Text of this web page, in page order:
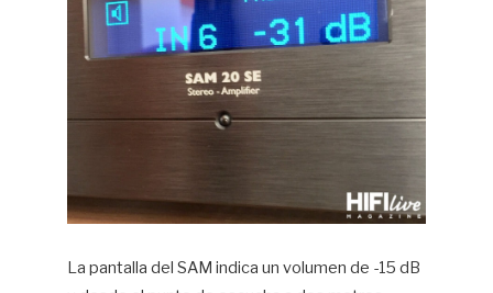
La pantalla del SAM indica un volumen de -15 dB